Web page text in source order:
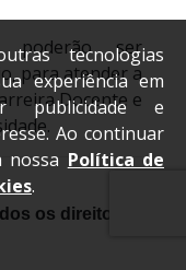
poderão ser
para atender a
Docente e
os direitos
tecnologias
experiência em
publicidade e
Ao continuar
nossa Política de
.